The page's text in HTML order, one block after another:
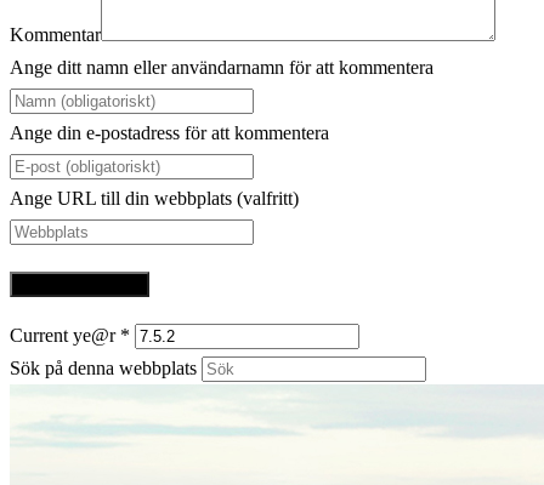
Kommentar
Ange ditt namn eller användarnamn för att kommentera
Ange din e-postadress för att kommentera
Ange URL till din webbplats (valfritt)
Current ye@r *
Sök på denna webbplats